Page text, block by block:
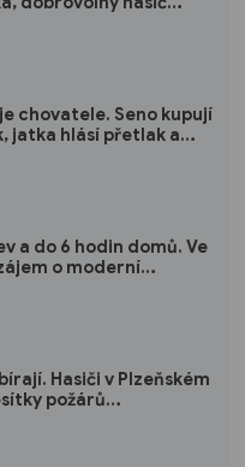
chovatele. Seno kupují
jatka hlásí přetlak a
a do 6 hodin domů. Ve
o moderní
Hasiči v Plzeňském
požárů